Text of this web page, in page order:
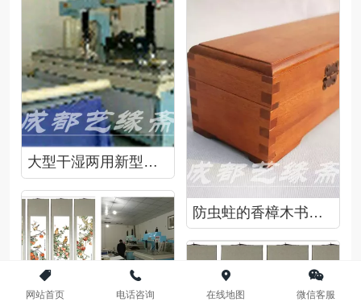
大型干湿两用新型装裱机
防虫蛀的香樟木书画盒
网站首页 电话咨询 在线地图 微信客服